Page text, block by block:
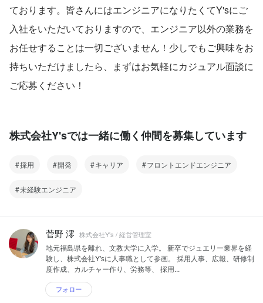
ております。皆さんにはエンジニアになりたくてY'sにご
入社をいただいておりますので、エンジニア以外の業務を
お任せすることは一切ございません！少しでもご興味をお
持ちいただけましたら、まずはお気軽にカジュアル面談に
ご応募ください！
株式会社Y'sでは一緒に働く仲間を募集しています
採用 開発 キャリア フロントエンドエンジニア
未経験エンジニア
菅野 澪 株式会社Y's / 経営管理室
地元福島県を離れ、文教大学に入学。 新卒でジュエリー業界を経
験し、株式会社Y'sに人事職として参画。 採用人事、広報、研修制
度作成、カルチャー作り、労務等、 採用...
フォロー